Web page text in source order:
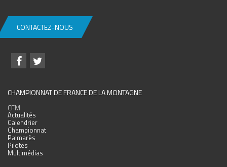
CONTACTEZ-NOUS
CHAMPIONNAT DE FRANCE DE LA MONTAGNE
CFM
Actualités
Calendrier
Championnat
Palmarès
Pilotes
Multimédias